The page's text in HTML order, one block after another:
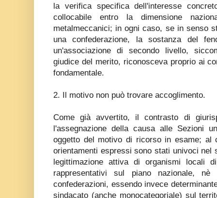
la verifica specifica dell'interesse
collocabile entro la dimensione
metalmeccanici; in ogni caso, se in senso
una confederazione, la sostanza del
un'associazione di secondo livello,
giudice del merito, riconosceva proprio ai
fondamentale.
2. Il motivo non può trovare accoglimento.
Come già avvertito, il contrasto di
l'assegnazione della causa alle Sezioni
oggetto del motivo di ricorso in esame; al
orientamenti espressi sono stati univoci nel
legittimazione attiva di organismi locali
rappresentativi sul piano nazionale,
confederazioni, essendo invece
sindacato (anche monocategoriale) sul